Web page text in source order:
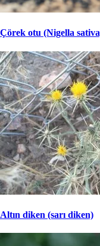
Çörek otu (Nigella
Altın diken (sarı diken)